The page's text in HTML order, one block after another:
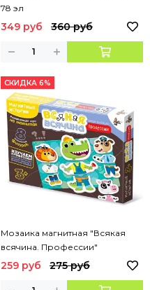
78 эл
349 руб 360 руб
СКИДКА 6%
Мозаика магнитная "Всякая
всячина. Профессии"
259 руб 275 руб